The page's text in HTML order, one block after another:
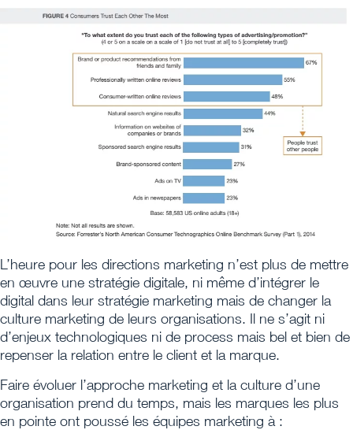
L’heure pour les directions marketing n’est plus de mettre
en œuvre une stratégie digitale, ni même d’intégrer le
digital dans leur stratégie marketing mais de changer la
culture marketing de leurs organisations. Il ne s’agit ni
d’enjeux technologiques ni de process mais bel et bien de
repenser la relation entre le client et la marque.
Faire évoluer l’approche marketing et la culture d’une
organisation prend du temps, mais les marques les plus
en pointe ont poussé les équipes marketing à :